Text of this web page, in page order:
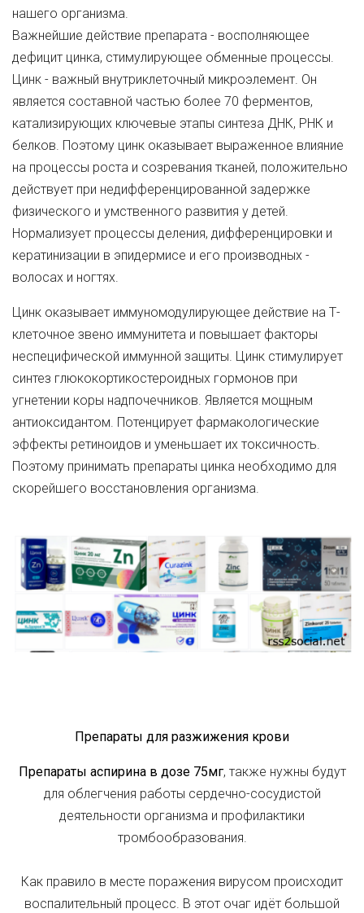
нашего организма.
Важнейшие действие препарата - восполняющее
дефицит цинка, стимулирующее обменные процессы.
Цинк - важный внутриклеточный микроэлемент. Он
является составной частью более 70 ферментов,
катализирующих ключевые этапы синтеза ДНК, РНК и
белков. Поэтому цинк оказывает выраженное влияние
на процессы роста и созревания тканей, положительно
действует при недифференцированной задержке
физического и умственного развития у детей.
Нормализует процессы деления, дифференцировки и
кератинизации в эпидермисе и его производных -
волосах и ногтях.
Цинк оказывает иммуномодулирующее действие на Т-
клеточное звено иммунитета и повышает факторы
неспецифической иммунной защиты. Цинк стимулирует
синтез глюкокортикостероидных гормонов при
угнетении коры надпочечников. Является мощным
антиоксидантом. Потенцирует фармакологические
эффекты ретиноидов и уменьшает их токсичность.
Поэтому принимать препараты цинка необходимо для
скорейшего восстановления организма.
Препараты для разжижения крови
Препараты аспирина в дозе 75мг, также нужны будут
для облегчения работы сердечно-сосудистой
деятельности организма и профилактики
тромбообразования.
Как правило в месте поражения вирусом происходит
воспалительный процесс. В этот очаг идёт большой